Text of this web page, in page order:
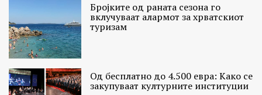
Бројките од раната сезона го
вклучуваат алармот за хрватскиот
туризам
Од бесплатно до 4.500 евра: Како се
закупуваат културните институции